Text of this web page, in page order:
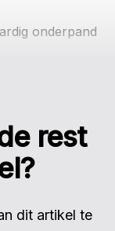
onderpand
rest
dit artikel te